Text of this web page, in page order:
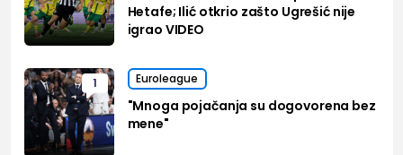
Hetafe; Ilić otkrio zašto Ugrešić nije
igrao VIDEO
1 Euroleague
"Mnoga pojačanja su dogovorena bez
mene"